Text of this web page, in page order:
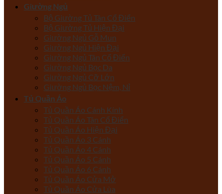
Giường Ngủ
Bộ Giường Tủ Tân Cổ Điển
Bộ Giường Tủ Hiện Đại
Giường Ngủ Gỗ Mun
Giường Ngủ Hiện Đại
Giường Ngủ Tân Cổ Điển
Giường Ngủ Bọc Da
Giường Ngủ Cỡ Lớn
Giường Ngủ Bọc Nệm, Nỉ
Tủ Quần Áo
Tủ Quần Áo Cánh Kính
Tủ Quần Áo Tân Cổ Điển
Tủ Quần Áo Hiện Đại
Tủ Quần Áo 3 Cánh
Tủ Quần Áo 4 Cánh
Tủ Quần Áo 5 Cánh
Tủ Quần Áo 6 Cánh
Tủ Quần Áo Cửa Mở
Tủ Quần Áo Cửa Lùa